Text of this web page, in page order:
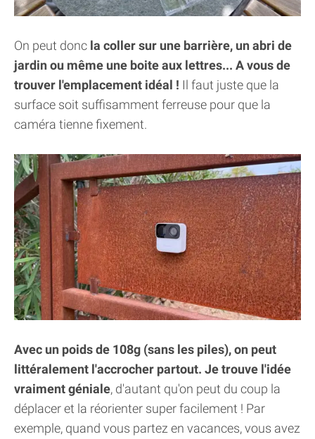
On peut donc la coller sur une barrière, un abri de
jardin ou même une boite aux lettres... A vous de
trouver l'emplacement idéal ! Il faut juste que la
surface soit suffisamment ferreuse pour que la
caméra tienne fixement.
Avec un poids de 108g (sans les piles), on peut
littéralement l'accrocher partout. Je trouve l'idée
vraiment géniale, d'autant qu'on peut du coup la
déplacer et la réorienter super facilement ! Par
exemple, quand vous partez en vacances, vous avez